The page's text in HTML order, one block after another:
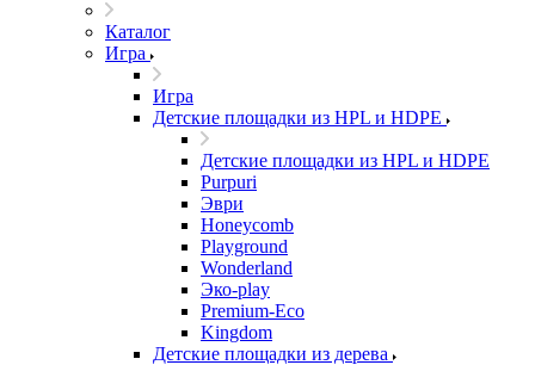
Каталог
Игра
Игра
Детские площадки из HPL и HDPE
Детские площадки из HPL и HDPE
Purpuri
Эври
Honeycomb
Playground
Wonderland
Эко-play
Premium-Eco
Kingdom
Детские площадки из дерева